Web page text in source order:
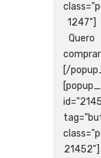
1247"]
Quero
comprar
[/
21452"]